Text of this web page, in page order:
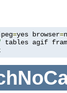
=yes browser=